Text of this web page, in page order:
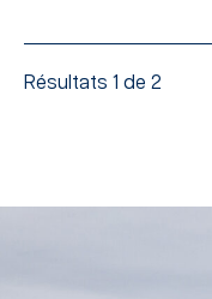
Résultats 1 de 2